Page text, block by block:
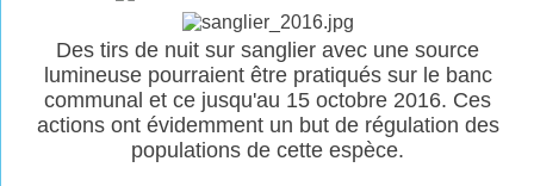
Des tirs de nuit sur sanglier avec une source
lumineuse pourraient être pratiqués sur le banc
communal et ce jusqu'au 15 octobre 2016. Ces
actions ont évidemment un but de régulation des
populations de cette espèce.